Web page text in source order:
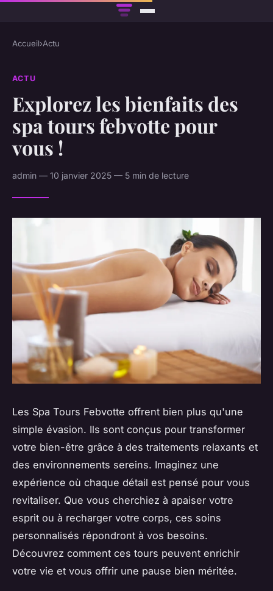
Accueil›Actu
ACTU
Explorez les bienfaits des
spa tours febvotte pour
vous !
admin — 10 janvier 2025 — 5 min de lecture
Les Spa Tours Febvotte offrent bien plus qu'une
simple évasion. Ils sont conçus pour transformer
votre bien-être grâce à des traitements relaxants et
des environnements sereins. Imaginez une
expérience où chaque détail est pensé pour vous
revitaliser. Que vous cherchiez à apaiser votre
esprit ou à recharger votre corps, ces soins
personnalisés répondront à vos besoins.
Découvrez comment ces tours peuvent enrichir
votre vie et vous offrir une pause bien méritée.